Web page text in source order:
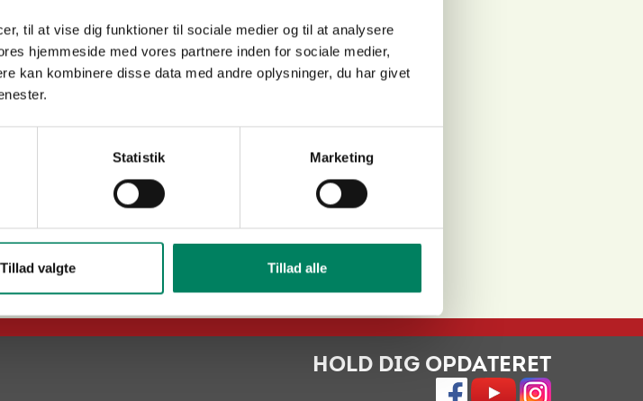
til at vise dig funktioner til sociale medier og til at analysere
hjemmeside med vores partnere inden for sociale medier,
kan kombinere disse data med andre oplysninger, du har givet
Statistik Marketing
Tillad valgte Tillad alle
en uformel premiere bar for holdet og de nærmeste gæster.
og lidt at spise for de sultne.
er reservation nødvendig.
tag derfor gerne lunt tøj på.
og din(e) gæst(er) til på linket nedenfor.
- Premiere bar
os til at se jer!
OBS!
på, at der
før, under og efter forestillingen.
HOLD DIG OPDATERET